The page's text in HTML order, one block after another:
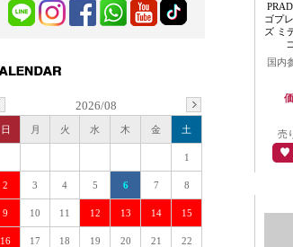
ゴプ
ズ ミ
国内
売
2026/08
日 月 火 水 木 金 土
1
2 3 4 5 6 7 8
9 10 11 12 13 14 15
16 17 18 19 20 21 22